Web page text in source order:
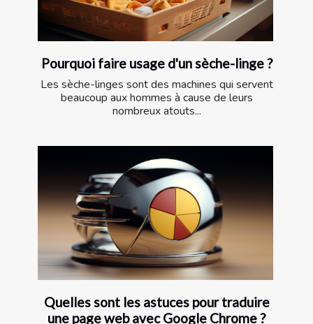
Pourquoi faire usage d'un sèche-linge ?
Les sèche-linges sont des machines qui servent
beaucoup aux hommes à cause de leurs
nombreux atouts...
Quelles sont les astuces pour traduire
une page web avec Google Chrome ?